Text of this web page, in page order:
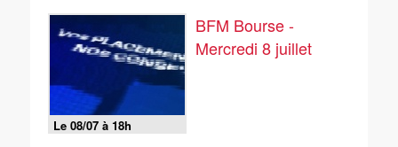
Le 08/07 à 18h
BFM Bourse -
Mercredi 8 juillet